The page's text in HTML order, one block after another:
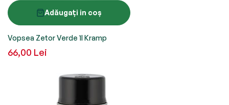
Adăugați in coș
Vopsea Zetor Verde 1l Kramp
66,00 Lei